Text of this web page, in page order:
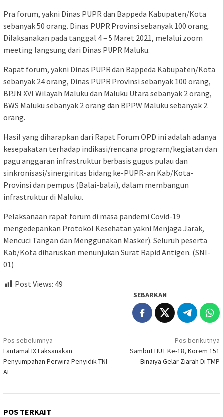
Pra forum, yakni Dinas PUPR dan Bappeda Kabupaten/Kota
sebanyak 50 orang. Dinas PUPR Provinsi sebanyak 100 orang.
Dilaksanakan pada tanggal 4 – 5 Maret 2021, melalui zoom
meeting langsung dari Dinas PUPR Maluku.
Rapat forum, yakni Dinas PUPR dan Bappeda Kabupaten/Kota
sebanyak 24 orang, Dinas PUPR Provinsi sebanyak 100 orang,
BPJN XVI Wilayah Maluku dan Maluku Utara sebanyak 2 orang,
BWS Maluku sebanyak 2 orang dan BPPW Maluku sebanyak 2.
orang.
Hasil yang diharapkan dari Rapat Forum OPD ini adalah adanya
kesepakatan terhadap indikasi/rencana program/kegiatan dan
pagu anggaran infrastruktur berbasis gugus pulau dan
sinkronisasi/sinergiritas bidang ke-PUPR-an Kab/Kota-
Provinsi dan pempus (Balai-balai), dalam membangun
infrastruktur di Maluku.
Pelaksanaan rapat forum di masa pandemi Covid-19
mengedepankan Protokol Kesehatan yakni Menjaga Jarak,
Mencuci Tangan dan Menggunakan Masker). Seluruh peserta
Kab/Kota diharuskan menunjukan Surat Rapid Antigen. (SNI-
01)
Post Views: 49
SEBARKAN
Navigasi
pos
Pos sebelumnya
Lantamal IX Laksanakan
Penyumpahan Perwira Penyidik TNI
AL
Pos berikutnya
Sambut HUT Ke-18, Korem 151
Binaiya Gelar Ziarah Di TMP
POS TERKAIT